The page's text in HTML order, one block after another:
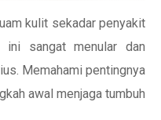
kulit sekadar penyakit
ini sangat menular dan
Memahami pentingnya
awal menjaga tumbuh